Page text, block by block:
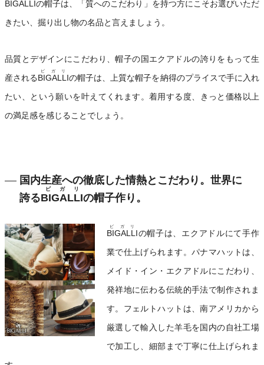
BIGALLIの帽子は、「質へのこだわり」を持つ方にこそお選びいただ
きたい、掘り出し物の名品と言えましょう。
品質とデザインにこだわり、帽子の国エクアドルの誇りをもって生
産されるBIGALLI
ビガリ
の帽子は、上質な帽子を納得のプライスで手に入れ
たい、という願いを叶えてくれます。着用する度、きっと価格以上
の満足感を感じることでしょう。
国内生産への徹底した情熱とこだわり。世界に
誇るBIGALLI
ビガリ
の帽子作り。
BIGALLI
ビガリ
の帽子は、エクアドルにて手作
業で仕上げられます。パナマハットは、
メイド・イン・エクアドルにこだわり、
発祥地に伝わる伝統的手法で制作されま
す。フェルトハットは、南アメリカから
厳選して輸入した羊毛を国内の自社工場
で加工し、細部まで丁寧に仕上げられま